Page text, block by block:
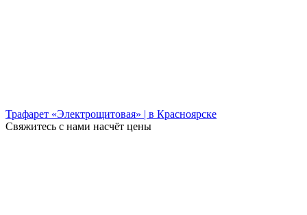
Трафарет «Электрощитовая» | в Красноярске
Свяжитесь с нами насчёт цены